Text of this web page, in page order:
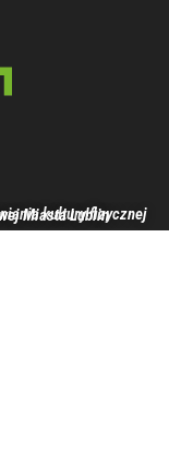
pomocy finansowej Miasta Lublin